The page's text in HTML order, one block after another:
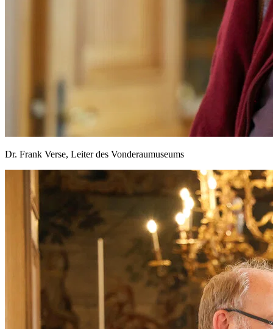
Dr. Frank Verse, Leiter des Vonderaumuseums